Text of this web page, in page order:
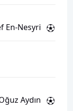
En-Nesyri
Aydın